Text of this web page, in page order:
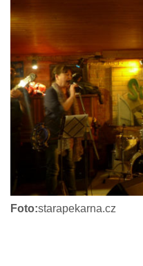
Foto:starapekarna.cz